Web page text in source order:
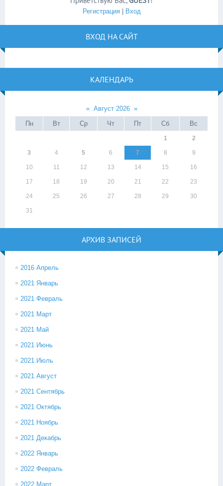
Регистрация| Вход
ВХОД НА САЙТ
КАЛЕНДАРЬ
« Август 2026 »
Пн
Вт Ср Чт Пт Сб Вс
1 2
3 4 5 6 7 8 9
10 11 12 13 14 15 16
17 18 19 20 21 22 23
24 25 26 27 28 29 30
31
АРХИВ ЗАПИСЕЙ
2016 Апрель
2021 Январь
2021 Февраль
2021 Март
2021 Май
2021 Июнь
2021 Июль
2021 Август
2021 Сентябрь
2021 Октябрь
2021 Ноябрь
2021 Декабрь
2022 Январь
2022 Февраль
2022 Март